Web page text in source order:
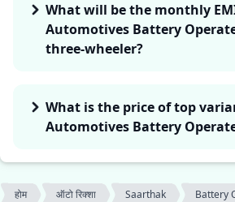
What will be the monthly
Automotives Battery
three-wheeler?
What is the price of top
Automotives Battery
होम ऑटो रिक्शा Saarthak Battery